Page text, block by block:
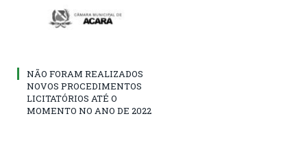
NÃO FORAM REALIZADOS
NOVOS PROCEDIMENTOS
LICITATÓRIOS ATÉ O
MOMENTO NO ANO DE 2022